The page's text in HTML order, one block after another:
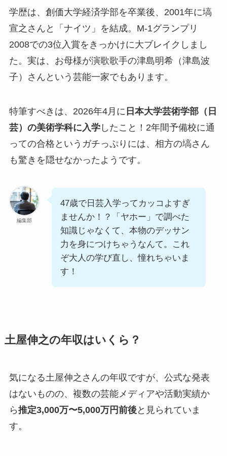
学歴は、創価大学経済学部を卒業後、2001年に塙
宣之さんと「ナイツ」を結成。M-1グランプリ
2008での3位入賞をきっかけに大ブレイクしまし
た。実は、お母様が演歌歌手の津島明希（津島波
子）さんという芸能一家でもあります。
特筆すべきは、2026年4月に 日本大学芸術学部（日
芸）の美術学科に入学したこと！2年間予備校に通
っての合格というガチっぷりには、相方の塙さん
も驚きを隠せなかったようです。
編集部
47歳で日芸入学ってカッコよすぎ
ませんか！？「ヤホー」で調べた
知識じゃなくて、本物のデッサン
力を身につけちゃうなんて。これ
ぞ大人の学び直し、憧れちゃいま
す！
土屋伸之の年収はいくら？
気になる土屋伸之さんの年収ですが、公式な発表
はないものの、複数の芸能メディアや活動実績か
ら推定3,000万〜5,000万円前後と見られていま
す。